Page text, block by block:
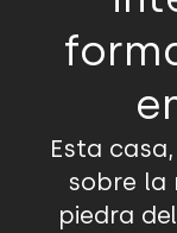
Esta
sobre la
piedra